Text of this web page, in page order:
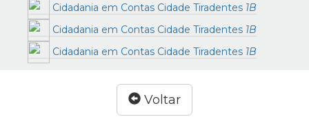
Cidadania em Contas Cidade Tiradentes 1B
Cidadania em Contas Cidade Tiradentes 1B
Cidadania em Contas Cidade Tiradentes 1B
Voltar